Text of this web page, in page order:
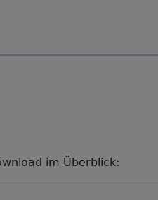
im Überblick: